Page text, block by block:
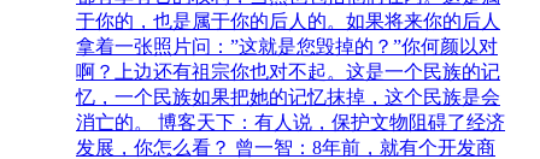
于你的，也是属于你的后人的。如果将来你的后人
拿着一张照片问：”这就是您毁掉的？”你何颜以对
啊？上边还有祖宗你也对不起。这是一个民族的记
忆，一个民族如果把她的记忆抹掉，这个民族是会
消亡的。 博客天下：有人说，保护文物阻碍了经济
发展，你怎么看？ 曾一智：8年前，就有个开发商